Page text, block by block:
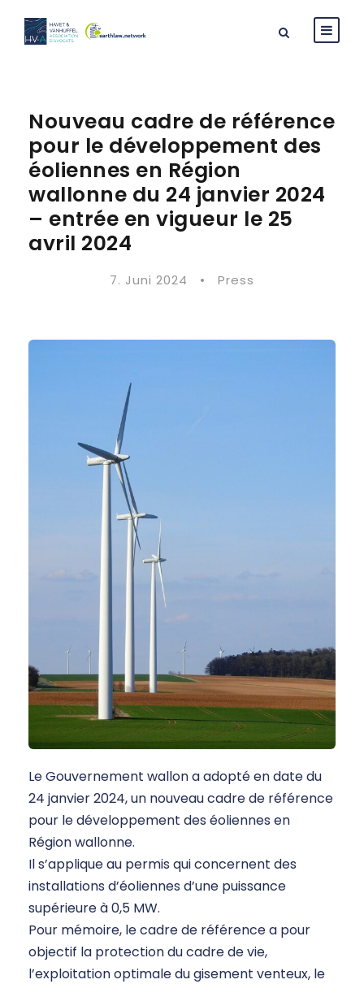
Nouveau cadre de référence
pour le développement des
éoliennes en Région
wallonne du 24 janvier 2024
– entrée en vigueur le 25
avril 2024
7. Juni 2024 • Press
Le Gouvernement wallon a adopté en date du
24 janvier 2024, un nouveau cadre de référence
pour le développement des éoliennes en
Région wallonne.
Il s’applique au permis qui concernent des
installations d’éoliennes d’une puissance
supérieure à 0,5 MW.
Pour mémoire, le cadre de référence a pour
objectif la protection du cadre de vie,
l’exploitation optimale du gisement venteux, le